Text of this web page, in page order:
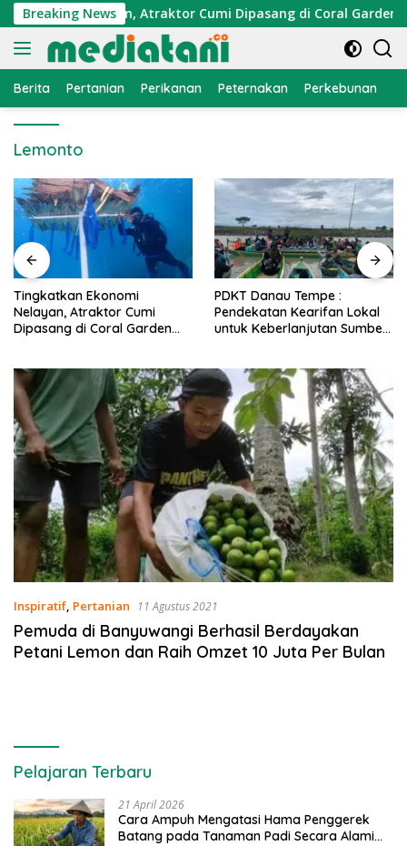
Langsung
ke
konten
Breaking News
Nelayan, Atraktor Cumi Dipasang di Coral Garden
Berita Pertanian Perikanan Peternakan Perkebunan
Lemonto
Tingkatkan Ekonomi
Nelayan, Atraktor Cumi
Dipasang di Coral Garden
PDKT Danau Tempe :
Pendekatan Kearifan Lokal
untuk Keberlanjutan Sumber
Inspiratif, Pertanian 11 Agustus 2021
Pemuda di Banyuwangi Berhasil Berdayakan
Petani Lemon dan Raih Omzet 10 Juta Per Bulan
Pelajaran Terbaru
21 April 2026
Cara Ampuh Mengatasi Hama Penggerek
Batang pada Tanaman Padi Secara Alami